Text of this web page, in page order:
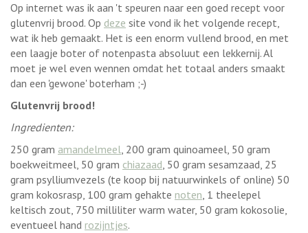
Op internet was ik aan 't speuren naar een goed recept voor
glutenvrij brood. Op deze site vond ik het volgende recept,
wat ik heb gemaakt. Het is een enorm vullend brood, en met
een laagje boter of notenpasta absoluut een lekkernij. Al
moet je wel even wennen omdat het totaal anders smaakt
dan een 'gewone' boterham ;-)
Glutenvrij brood!
Ingredienten:
250 gram amandelmeel, 200 gram quinoameel, 50 gram
boekweitmeel, 50 gram chiazaad, 50 gram sesamzaad, 25
gram psylliumvezels (te koop bij natuurwinkels of online) 50
gram kokosrasp, 100 gram gehakte noten, 1 theelepel
keltisch zout, 750 milliliter warm water, 50 gram kokosolie,
eventueel hand rozijntjes.